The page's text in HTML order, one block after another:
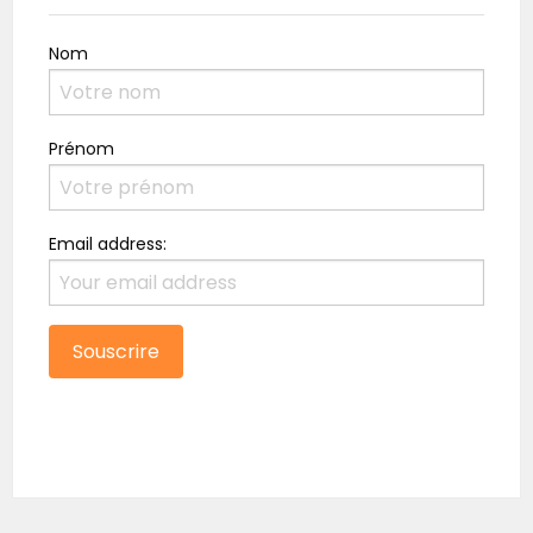
Nom
Prénom
Email address: